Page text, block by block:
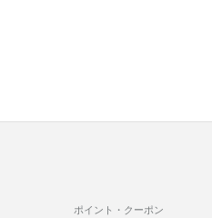
ポイント・クーポン